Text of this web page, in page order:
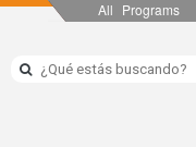
All Programs